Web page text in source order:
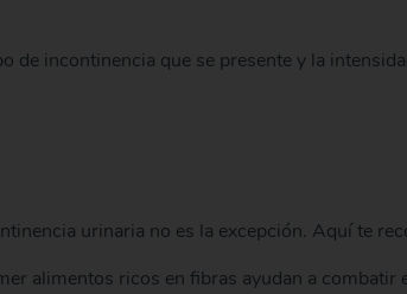
incontinencia que se presente y la
urinaria no es la excepción. Aquí te
alimentos ricos en fibras ayudan a